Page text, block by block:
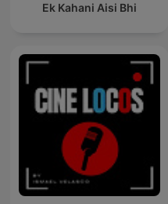
Ek Kahani Aisi Bhi